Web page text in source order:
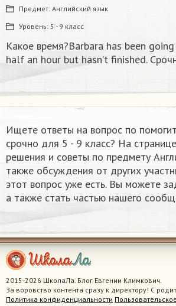
Предмет: Английский язык
Уровень: 5 - 9 класс
Какое время?Barbara has been
half an hour but hasn’t finished.
Ищете ответы на вопрос по
срочно для 5 - 9 класс? На
решения и советы по предмету
также обсуждения от других
этот вопрос уже есть. Вы можете
а также стать частью нашего
2015-2026 ШколаЛа. Блог Евгении Климкович.
За воровство контента сразу к директору! С
Политика конфиденциальности